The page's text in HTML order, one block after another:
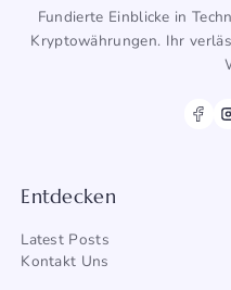
Fundierte Einblicke in
Kryptowährungen. Ihr
Entdecken
Latest Posts
Kontakt Uns